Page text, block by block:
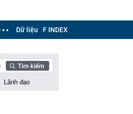
Dữ liệu F INDEX
Lãnh đạo